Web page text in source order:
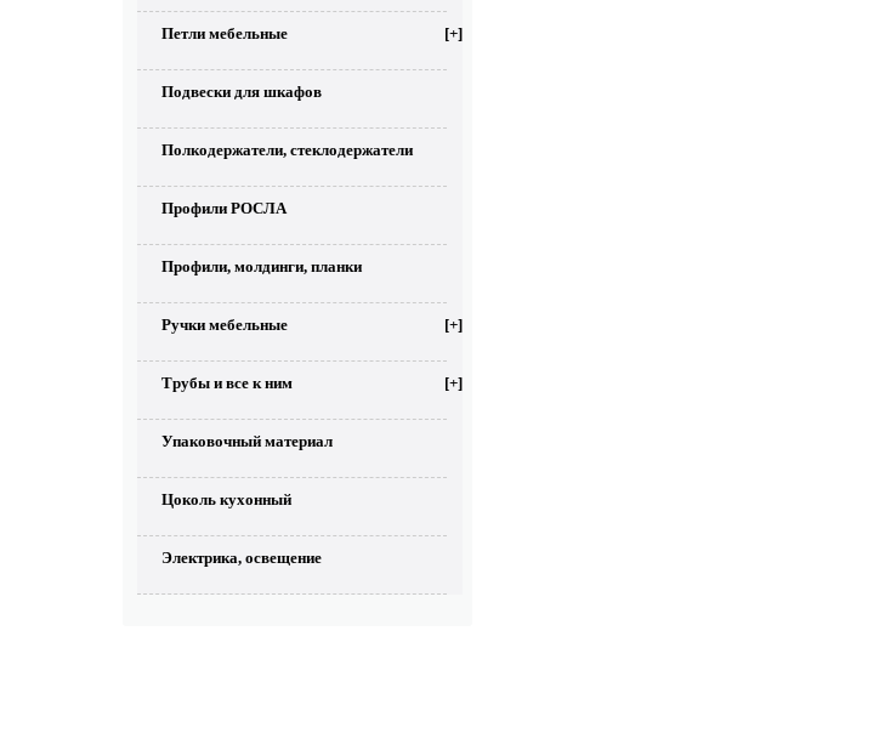
Петли мебельные [+]
Подвески для шкафов
Полкодержатели, стеклодержатели
Профили РОСЛА
Профили, молдинги, планки
Ручки мебельные [+]
Трубы и все к ним [+]
Упаковочный материал
Цоколь кухонный
Электрика, освещение